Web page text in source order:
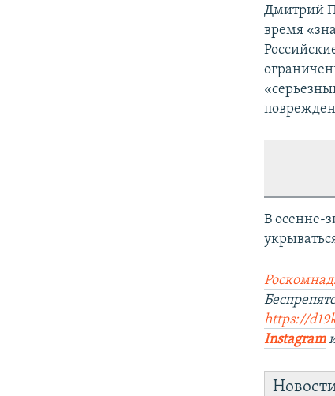
Дмитрий
время
В осенне-
https://
Instagram